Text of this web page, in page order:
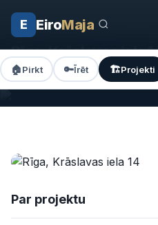
E EiroMaja
🏠Pirkt 🔑Īrēt 🏗️Projekti
Sākums Projekti Rīga, Krāslavas
Rīga, Krāslavas iela
Krāslavas iela 14, Rīga ·
Par projektu